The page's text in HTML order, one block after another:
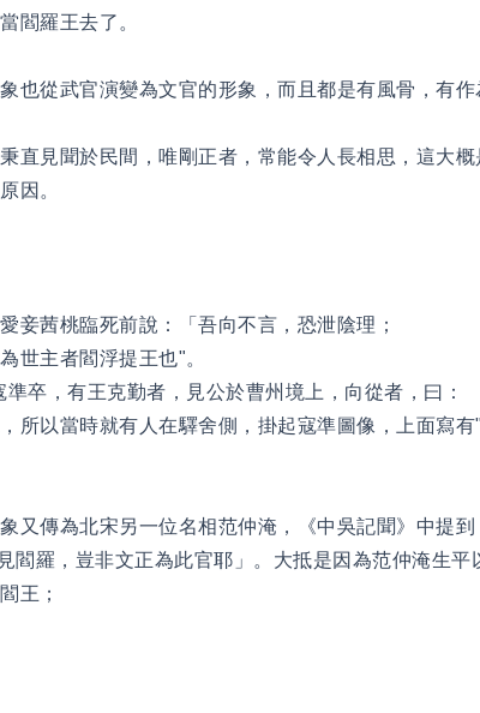
閻羅王去了。
也從武官演變為文官的形象，而且都是有風骨，有
直見聞於民間，唯剛正者，常能令人長相思，這大
因。
妾茜桃臨死前說：「吾向不言，恐泄陰理；
世主者閻浮提王也"。
卒，有王克勤者，見公於曹州境上，向從者，曰：
所以當時就有人在驛舍側，掛起寇準圖像，上面寫
又傳為北宋另一位名相范仲淹，《中吳記聞》中提
閻羅，豈非文正為此官耶」。大抵是因為范仲淹生平
王；